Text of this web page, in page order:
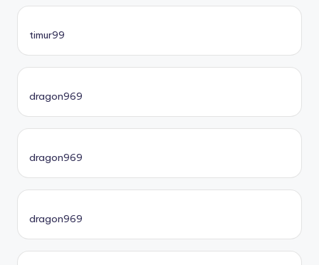
timur99
dragon969
dragon969
dragon969